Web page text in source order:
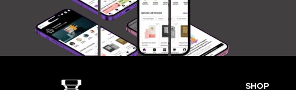
SHOP